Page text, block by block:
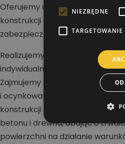
Oferujemy usługi w zakresie
konstrukcji stalowych i
zabezpieczeń antykorozyjnych
Realizujemy projekty na terenie
indywidualnych, firm i
Zajmujemy się renowacją
i ocynkowanych, a także
konstrukcji nośnych.
betonu i drewna, dbając o
powierzchni na działanie
NIEZBĘDNE
TARGETOWANIE